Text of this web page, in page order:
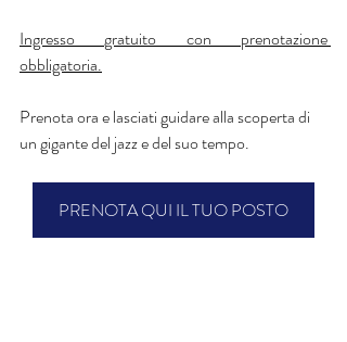
Ingresso gratuito con prenotazione
obbligatoria.
Prenota ora e lasciati guidare alla scoperta di
un gigante del jazz e del suo tempo.
PRENOTA QUI IL TUO POSTO